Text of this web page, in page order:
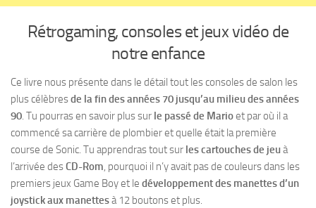
Rétrogaming, consoles et jeux vidéo de
notre enfance
Ce livre nous présente dans le détail tout les consoles de salon les
plus célèbresde la fin des années 70 jusqu’au milieu des années
90. Tu pourras en savoir plus sur le passé de Marioet par où il a
commencé sa carrière de plombier et quelle était la première
course de Sonic. Tu apprendras tout sur les cartouches de jeuà
l’arrivée desCD-Rom, pourquoi il n’y avait pas de couleurs dans les
premiers jeux Game Boy et le développement des manettes d’un
joystick aux manettesà 12 boutons et plus.